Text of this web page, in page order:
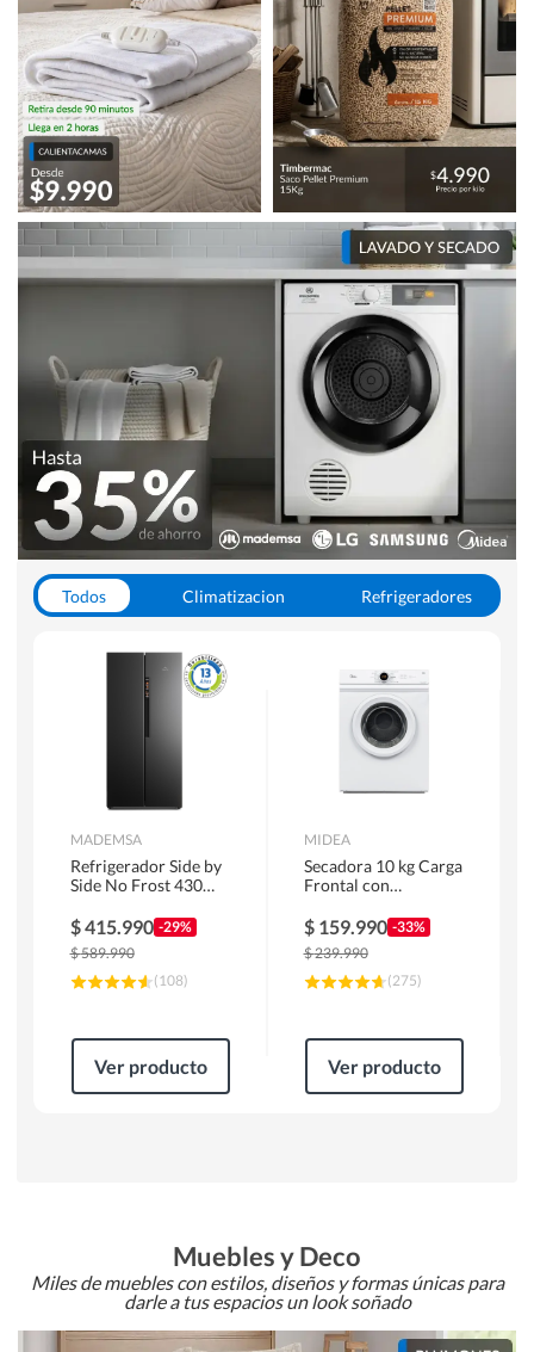
Todos Climatizacion
Refrigeradores
Hornos y Microondas
MADEMSA
Refrigerador Side by
Side No Frost 430
MAS430B
$415.990 -29%
$589.990
(108)
Ver producto
MIDEA
Secadora 10 kg Carga
Frontal con
MD100A100/W2
$ 159.990 -33%
$239.990
(275)
Ver producto
Muebles y Deco
Miles de muebles con estilos, diseños y formas únicas para
darle a tus espacios un look soñado